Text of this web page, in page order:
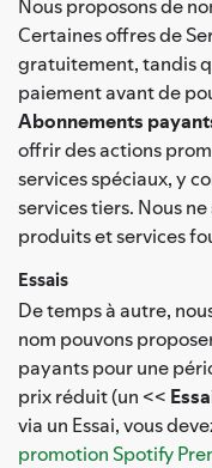
Nous proposons de
Certaines offres de
gratuitement, tandis
paiement avant de
Abonnements
offrir des actions
services spéciaux, y
services tiers. Nous
produits et services
Essais
De temps à autre,
nom pouvons
payants pour une
prix réduit (un <<
via un Essai, vous
promotion Spotify